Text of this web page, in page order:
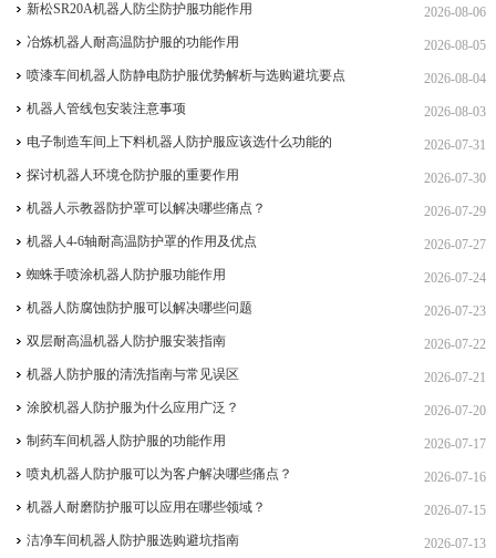
2026-08-06
新松SR20A机器人防尘防护服功能作用
2026-08-05
冶炼机器人耐高温防护服的功能作用
2026-08-04
喷漆车间机器人防静电防护服优势解析与选购避坑要点
2026-08-03
机器人管线包安装注意事项
2026-07-31
电子制造车间上下料机器人防护服应该选什么功能的
2026-07-30
探讨机器人环境仓防护服的重要作用
2026-07-29
机器人示教器防护罩可以解决哪些痛点？
2026-07-27
机器人4-6轴耐高温防护罩的作用及优点
2026-07-24
蜘蛛手喷涂机器人防护服功能作用
2026-07-23
机器人防腐蚀防护服可以解决哪些问题
2026-07-22
双层耐高温机器人防护服安装指南
2026-07-21
机器人防护服的清洗指南与常见误区
2026-07-20
涂胶机器人防护服为什么应用广泛？
2026-07-17
制药车间机器人防护服的功能作用
2026-07-16
喷丸机器人防护服可以为客户解决哪些痛点？
2026-07-15
机器人耐磨防护服可以应用在哪些领域？
2026-07-13
洁净车间机器人防护服选购避坑指南